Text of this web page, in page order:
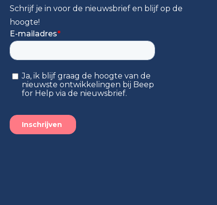
Schrijf je in voor de nieuwsbrief en blijf op de
hoogte!